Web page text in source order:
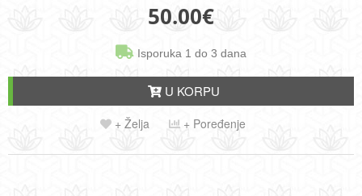
50.00€
Isporuka 1 do 3 dana
U KORPU
+ Želja + Poređenje